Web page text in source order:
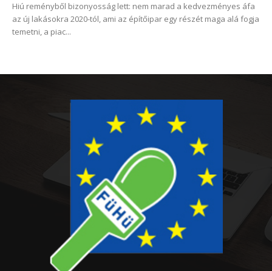
Hiú reményből bizonyosság lett: nem marad a kedvezményes áfa
az új lakásokra 2020-tól, ami az építőipar egy részét maga alá fogja
temetni, a piac...